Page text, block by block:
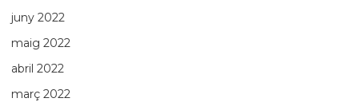
juny 2022
maig 2022
abril 2022
març 2022